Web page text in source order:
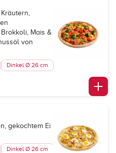
Mais &
von
Dinkel Ø 26 cm
gekochtem Ei
Dinkel Ø 26 cm